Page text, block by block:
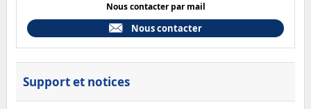
Nous contacter par mail
Nous contacter
Support et notices